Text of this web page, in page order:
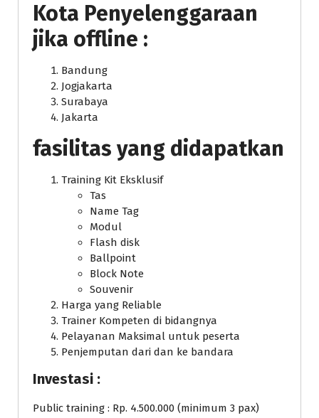
Kota Penyelenggaraan
jika offline :
Bandung
Jogjakarta
Surabaya
Jakarta
fasilitas yang didapatkan
Training Kit Eksklusif
Tas
Name Tag
Modul
Flash disk
Ballpoint
Block Note
Souvenir
Harga yang Reliable
Trainer Kompeten di bidangnya
Pelayanan Maksimal untuk peserta
Penjemputan dari dan ke bandara
Investasi :
Public training : Rp. 4.500.000 (minimum 3 pax)